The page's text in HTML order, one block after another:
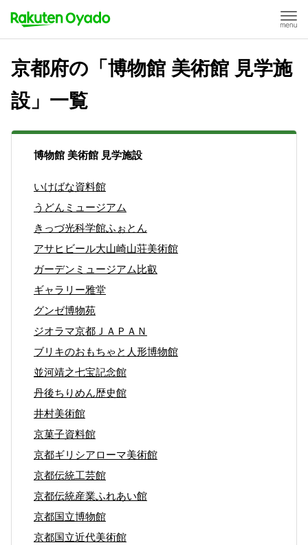
京都府の「博物館 美術館 見学施
設」一覧
博物館 美術館 見学施設
いけばな資料館
うどんミュージアム
きっづ光科学館ふぉとん
アサヒビール大山崎山荘美術館
ガーデンミュージアム比叡
ギャラリー雅堂
グンゼ博物苑
ジオラマ京都ＪＡＰＡＮ
ブリキのおもちゃと人形博物館
並河靖之七宝記念館
丹後ちりめん歴史館
井村美術館
京菓子資料館
京都ギリシアローマ美術館
京都伝統工芸館
京都伝統産業ふれあい館
京都国立博物館
京都国立近代美術館